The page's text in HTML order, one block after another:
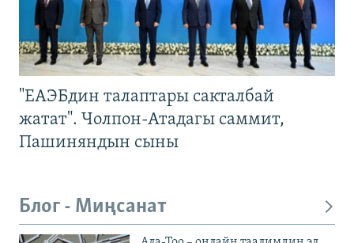
"ЕАЭБдин талаптары сакталбай
жатат". Чолпон-Атадагы саммит,
Пашиняндын сыны
Блог - Миңсанат